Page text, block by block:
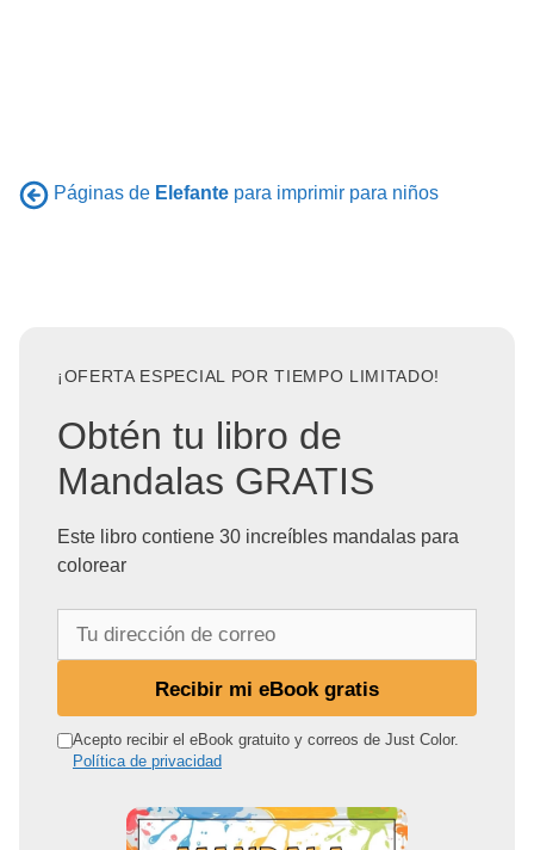
Páginas de Elefante para imprimir para niños
¡OFERTA ESPECIAL POR TIEMPO LIMITADO!
Obtén tu libro de
Mandalas GRATIS
Este libro contiene 30 increíbles mandalas para
colorear
r
Recibir mi eBook gratis
Acepto recibir el eBook gratuito y correos de Just Color.
Política de privacidad